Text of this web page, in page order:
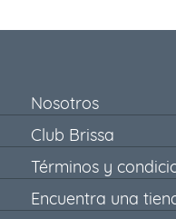
Nosotros
Club Brissa
Términos y
Encuentra una